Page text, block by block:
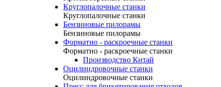
Круглопалочные станки
Круглопалочные станки
Бензиновые пилорамы
Бензиновые пилорамы
Форматно - раскроечные станки
Форматно - раскроечные станки
Производство Китай
Оцилиндровочные станки
Оцилиндровочные станки